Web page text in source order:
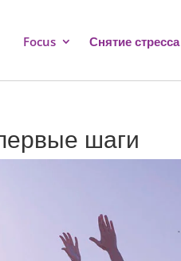
Focus Снятие стресса
шаги